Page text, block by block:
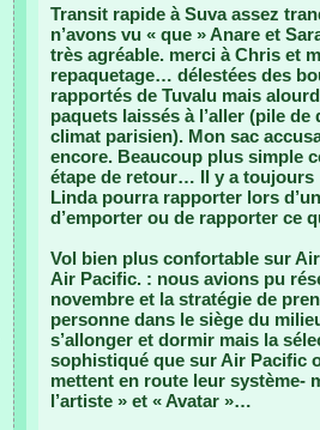
Transit rapide à Suva assez
n’avons vu « que » Anare et
très agréable. merci à Chris et
repaquetage… délestées des
rapportés de Tuvalu mais
paquets laissés à l’aller (pile
climat parisien). Mon sac
encore. Beaucoup plus simple
étape de retour… Il y a toujours
Linda pourra rapporter lors
d’emporter ou de rapporter ce
Vol bien plus confortable sur
Air Pacific. : nous avions pu
novembre et la stratégie de
personne dans le siège du
s’allonger et dormir mais la
sophistiqué que sur Air Pacific
mettent en route leur système-
l’artiste » et « Avatar »…